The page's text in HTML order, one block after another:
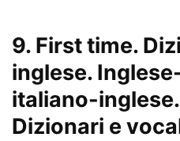
9. First time.
inglese.
italiano-
Dizionari e